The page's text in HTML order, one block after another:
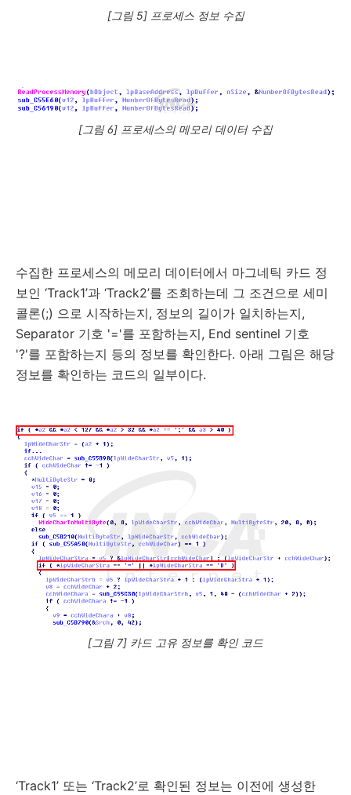
[그림 5] 프로세스 정보 수집
[그림 6] 프로세스의 메모리 데이터 수집
수집한 프로세스의 메모리 데이터에서 마그네틱 카드 정
보인 ‘Track1’과 ‘Track2’를 조회하는데 그 조건으로 세미
콜론(;) 으로 시작하는지, 정보의 길이가 일치하는지,
Separator 기호 '='를 포함하는지, End sentinel 기호
'?'를 포함하는지 등의 정보를 확인한다. 아래 그림은 해당
정보를 확인하는 코드의 일부이다.
[그림 7] 카드 고유 정보를 확인 코드
‘Track1’ 또는 ‘Track2’로 확인된 정보는 이전에 생성한